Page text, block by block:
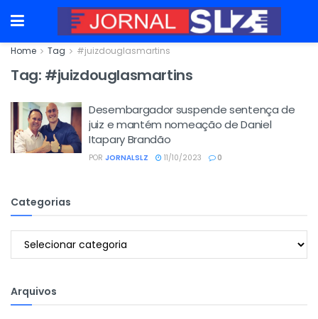
Home Tag #juizdouglasmartins
Tag: #juizdouglasmartins
Desembargador suspende sentença de
juiz e mantém nomeação de Daniel
Itapary Brandão
POR JORNALSLZ 11/10/2023 0
Categorias
Categorias
Arquivos